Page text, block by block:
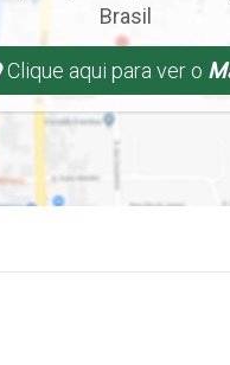
Brasil
Clique aqui para ver o